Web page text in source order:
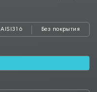
AISI316 Без покрытия